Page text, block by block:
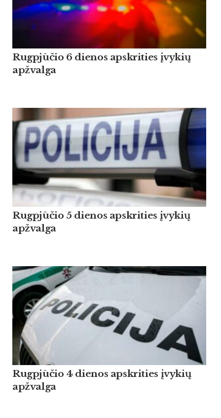
Rugpjūčio 6 dienos apskrities įvykių
apžvalga
Rugpjūčio 5 dienos apskrities įvykių
apžvalga
Rugpjūčio 4 dienos apskrities įvykių
apžvalga